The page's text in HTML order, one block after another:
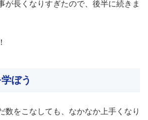
が長くなりすぎたので、後半に続きま
ぼう
数をこなしても、なかなか上手くなり